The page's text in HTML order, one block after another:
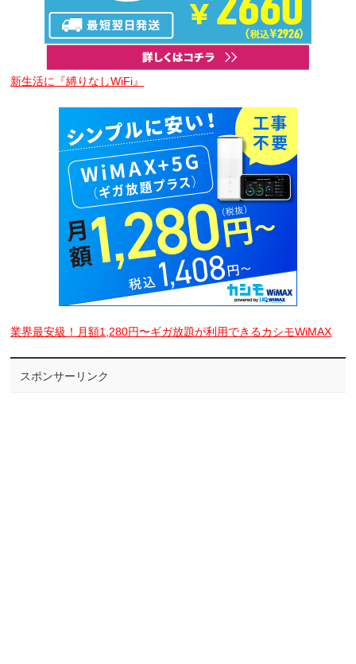
新生活に『縛りなしWiFi』
業界最安級！月額1,280円〜ギガ放題が利用できるカシモWiMAX
スポンサーリンク